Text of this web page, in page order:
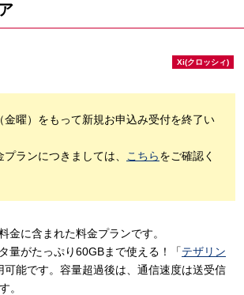
Xi(クロッシィ)
金曜）をもって新規お申込み受付を終了い
ランにつきましては、
こちらをご確認く
金に含まれた料金プランです。
量がたっぷり60GBまで使える！「テザリン
可能です。容量超過後は、通信速度は送受信
。